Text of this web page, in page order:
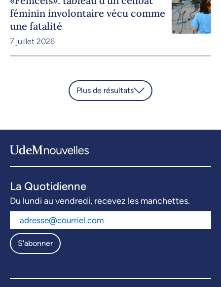
féminin involontaire vécu comme
une fatalité
7 juillet 2026
Plus de résultats
La Quotidienne
Du lundi au vendredi, recevez les manchettes.
S'abonner